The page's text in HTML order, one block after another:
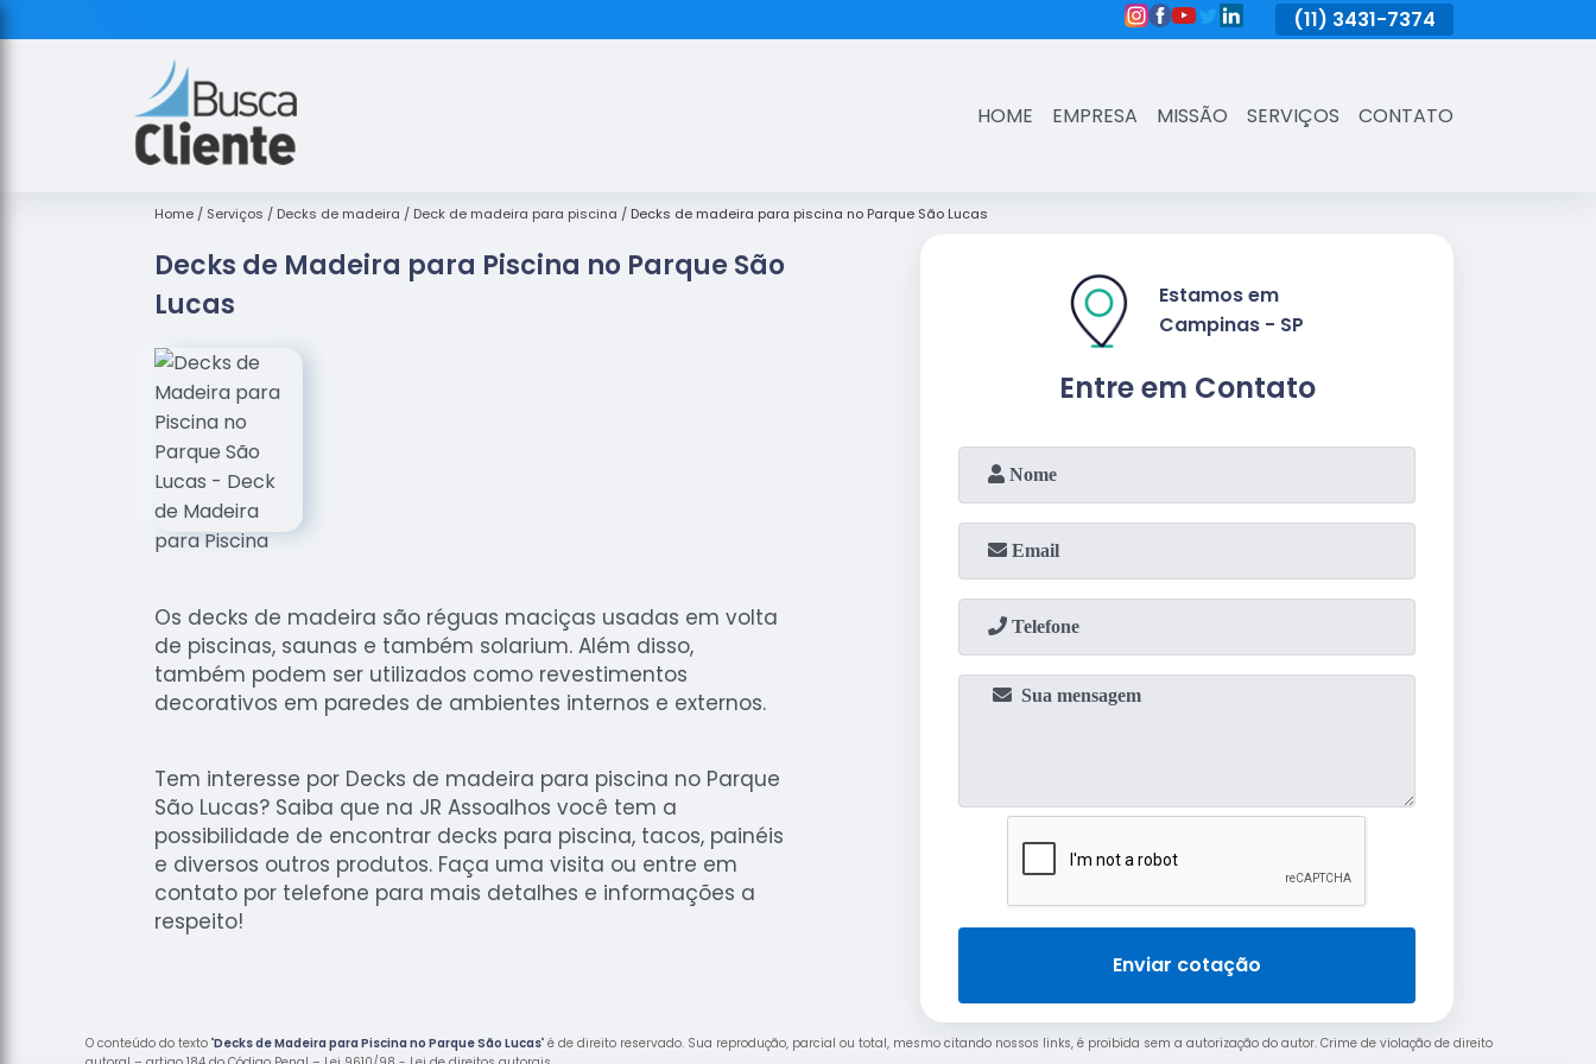
3431-7374 (11) 3431-7374
HOME EMPRESA MISSÃO SERVIÇOS CONTATO
Home Serviços Decks de madeira Deck de madeira para piscina Decks de madeira para piscina no Parque São Lucas
Decks de Madeira para Piscina no Parque São
Lucas
Os decks de madeira são réguas maciças usadas em volta
de piscinas, saunas e também solarium. Além disso,
também podem ser utilizados como revestimentos
decorativos em paredes de ambientes internos e externos.
Tem interesse por Decks de madeira para piscina no Parque
São Lucas? Saiba que na JR Assoalhos você tem a
possibilidade de encontrar decks para piscina, tacos, painéis
e diversos outros produtos. Faça uma visita ou entre em
contato por telefone para mais detalhes e informações a
respeito!
Entre em Contato
Estamos em
Campinas - SP
Enviar cotação
O conteúdo do texto "Decks de Madeira para Piscina no Parque São Lucas" é de direito reservado. Sua reprodução, parcial ou total, mesmo citando nossos links, é proibida sem a autorização do autor. Crime de violação de direito